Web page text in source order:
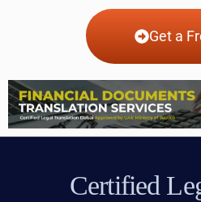
Get a
Certified